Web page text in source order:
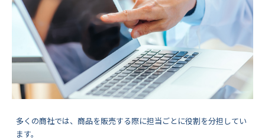
多くの商社では、商品を販売する際に担当ごとに役割を分担してい
ます。